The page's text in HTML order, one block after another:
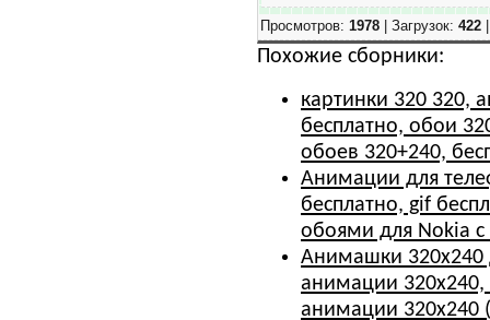
Просмотров: 1978 Загрузок: 422
Похожие сборники:
картинки 320 320,
бесплатно, обои
обоев 320+240,
Анимации для
бесплатно, gif
обоями для Nokia
Анимашки 320x240
анимации 320x240,
анимации